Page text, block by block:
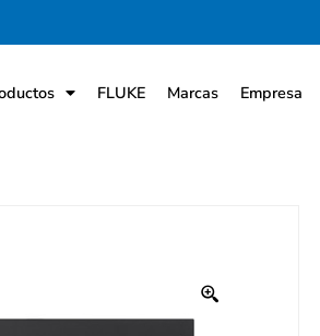
FLUKE Marcas Empresa